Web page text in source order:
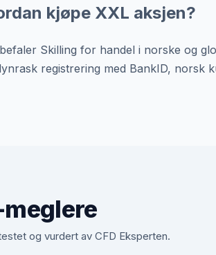
kjøpe XXL aksjen?
Skilling for handel i norske og
registrering med BankID, norsk
og vurdert av CFD Eksperten.